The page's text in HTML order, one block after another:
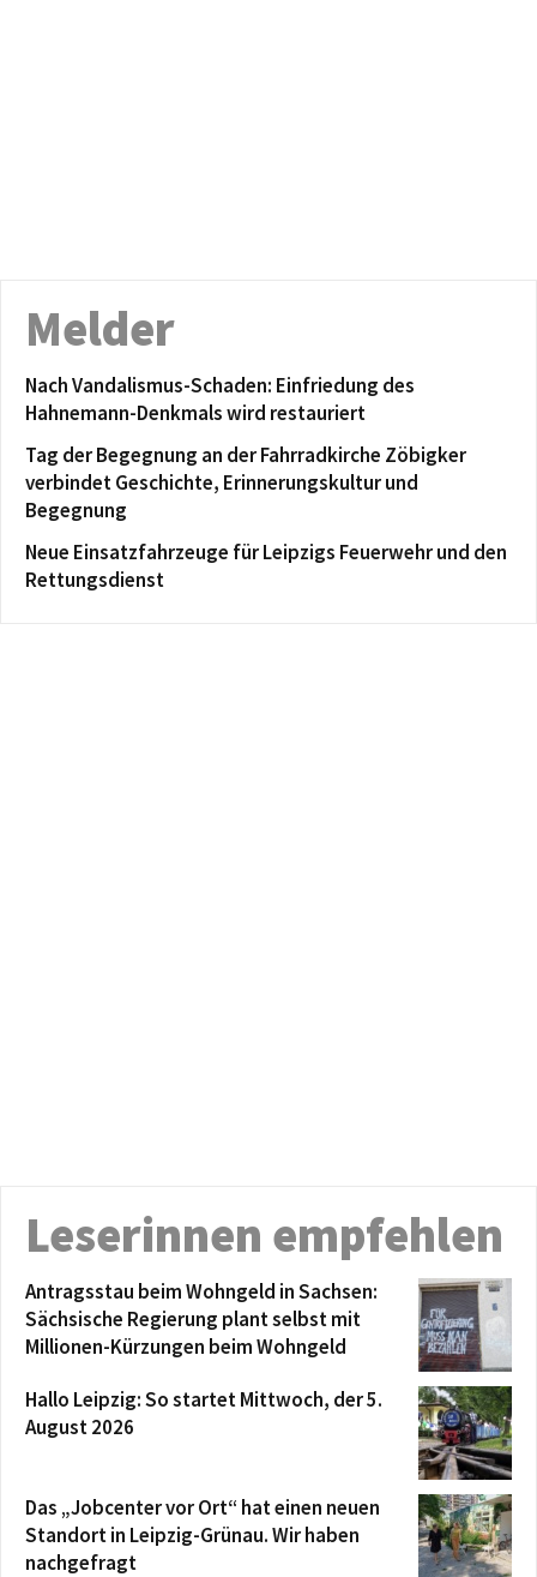
Melder
Nach Vandalismus-Schaden: Einfriedung des
Hahnemann-Denkmals wird restauriert
Tag der Begegnung an der Fahrradkirche Zöbigker
verbindet Geschichte, Erinnerungskultur und
Begegnung
Neue Einsatzfahrzeuge für Leipzigs Feuerwehr und den
Rettungsdienst
Leserinnen empfehlen
Antragsstau beim Wohngeld in Sachsen:
Sächsische Regierung plant selbst mit
Millionen-Kürzungen beim Wohngeld
Hallo Leipzig: So startet Mittwoch, der 5.
August 2026
Das „Jobcenter vor Ort“ hat einen neuen
Standort in Leipzig-Grünau. Wir haben
nachgefragt